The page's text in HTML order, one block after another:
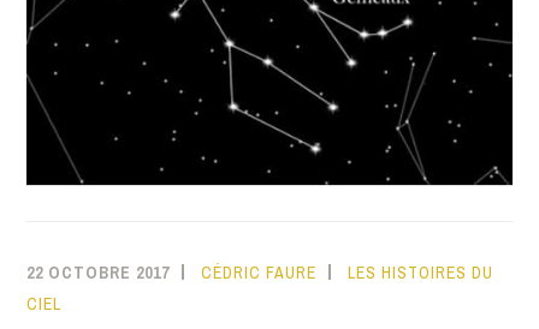
22 OCTOBRE 2017 CÉDRIC FAURE
LES HISTOIRES DU
CIEL